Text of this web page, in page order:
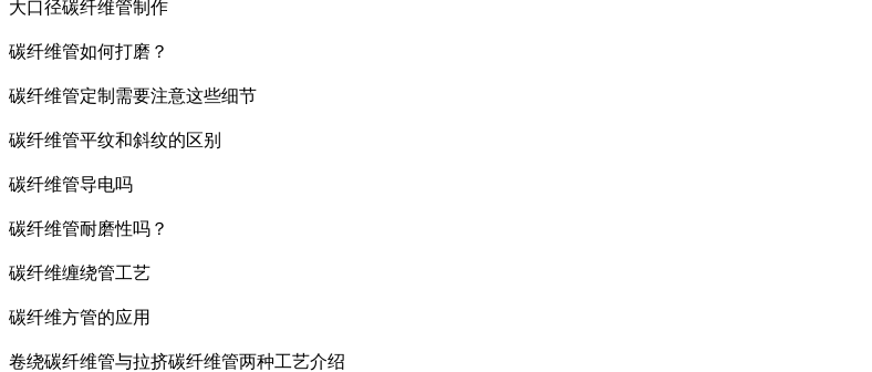
大口径碳纤维管制作
碳纤维管如何打磨？
碳纤维管定制需要注意这些细节
碳纤维管平纹和斜纹的区别
碳纤维管导电吗
碳纤维管耐磨性吗？
碳纤维缠绕管工艺
碳纤维方管的应用
卷绕碳纤维管与拉挤碳纤维管两种工艺介绍